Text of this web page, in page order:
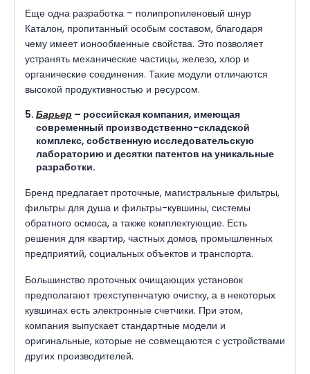
Еще одна разработка – полипропиленовый шнур
Каталон, пропитанный особым составом, благодаря
чему имеет ионообменные свойства. Это позволяет
устранять механические частицы, железо, хлор и
органические соединения. Такие модули отличаются
высокой продуктивностью и ресурсом.
Барьер – российская компания, имеющая
современный производственно-складской
комплекс, собственную исследовательскую
лабораторию и десятки патентов на уникальные
разработки.
Бренд предлагает проточные, магистральные фильтры,
фильтры для душа и фильтры-кувшины, системы
обратного осмоса, а также комплектующие. Есть
решения для квартир, частных домов, промышленных
предприятий, социальных объектов и транспорта.
Большинство проточных очищающих установок
предполагают трехступенчатую очистку, а в некоторых
кувшинах есть электронные счетчики. При этом,
компания выпускает стандартные модели и
оригинальные, которые не совмещаются с устройствами
других производителей.